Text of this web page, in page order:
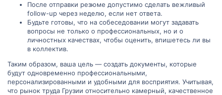
После отправки резюме допустимо сделать вежливый
follow-up через неделю, если нет ответа.
Будьте готовы, что на собеседовании могут задавать
вопросы не только о профессиональных, но и о
личностных качествах, чтобы оценить, впишетесь ли вы
в коллектив.
Таким образом, ваша цель — создать документы, которые
будут одновременно профессиональными,
персонализированными и удобными для восприятия. Учитывая,
что рынок труда Грузии относительно камерный, качественное